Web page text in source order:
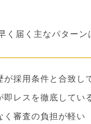
く届く主なパターン
が採用条件と合致し
即レスを徹底してい
く審査の負担が軽い